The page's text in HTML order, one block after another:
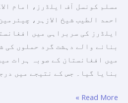
مسلم کونسل آف ایلڈرز، امام
احمد الطیب شیخ الازہر،
ایلڈرز کی سربراہی میں
بنانے والے دہشت گرد حملوں کی
میں افغانستان کے صوبہ ہرات
بنایا گیا۔ جس کے نتیجے میں
Read More »